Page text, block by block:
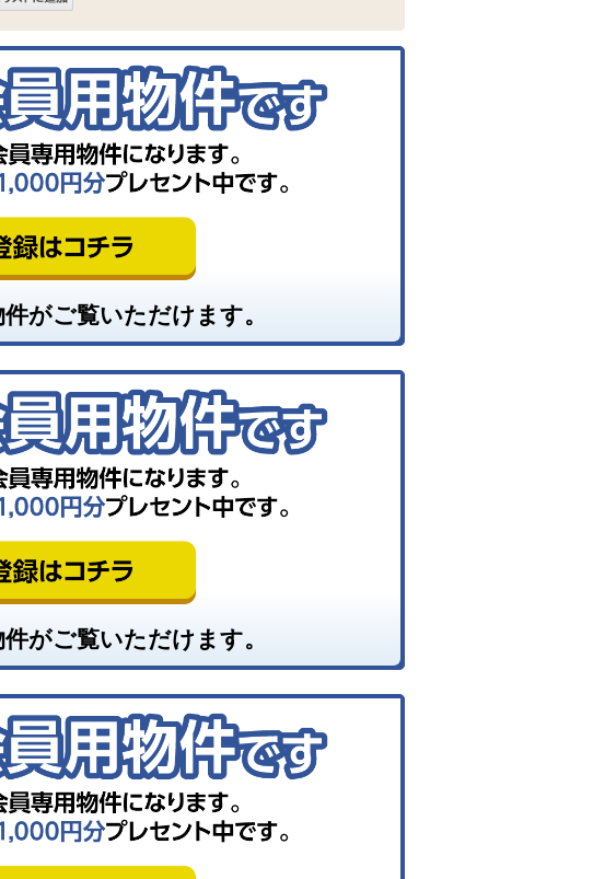
がご覧いただけます。
がご覧いただけます。